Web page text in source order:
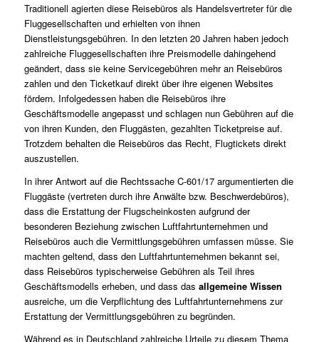
Traditionell agierten diese Reisebüros als Handelsvertreter für die
Fluggesellschaften und erhielten von ihnen
Dienstleistungsgebühren. In den letzten 20 Jahren haben jedoch
zahlreiche Fluggesellschaften ihre Preismodelle dahingehend
geändert, dass sie keine Servicegebühren mehr an Reisebüros
zahlen und den Ticketkauf direkt über ihre eigenen Websites
fördern. Infolgedessen haben die Reisebüros ihre
Geschäftsmodelle angepasst und schlagen nun Gebühren auf die
von ihren Kunden, den Fluggästen, gezahlten Ticketpreise auf.
Trotzdem behalten die Reisebüros das Recht, Flugtickets direkt
auszustellen.
In ihrer Antwort auf die Rechtssache C-601/17 argumentierten die
Fluggäste (vertreten durch ihre Anwälte bzw. Beschwerdebüros),
dass die Erstattung der Flugscheinkosten aufgrund der
besonderen Beziehung zwischen Luftfahrtunternehmen und
Reisebüros auch die Vermittlungsgebühren umfassen müsse. Sie
machten geltend, dass den Luftfahrtunternehmen bekannt sei,
dass Reisebüros typischerweise Gebühren als Teil ihres
Geschäftsmodells erheben, und dass das allgemeine Wissen
ausreiche, um die Verpflichtung des Luftfahrtunternehmens zur
Erstattung der Vermittlungsgebühren zu begründen.
Während es in Deutschland zahlreiche Urteile zu diesem Thema